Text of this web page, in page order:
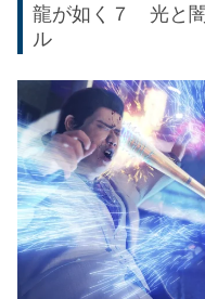
龍が如く７ 光と
ル